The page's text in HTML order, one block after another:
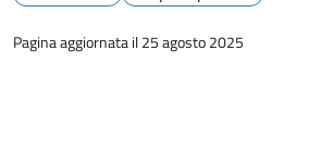
Pagina aggiornata il 25 agosto 2025